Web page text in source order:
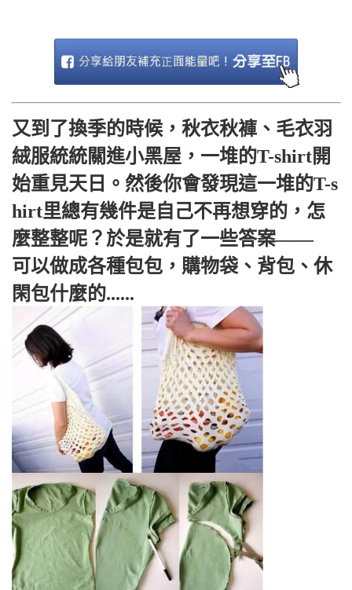
又到了換季的時候，秋衣秋褲、毛衣羽
絨服統統關進小黑屋，一堆的T-shirt開
始重見天日。然後你會發現這一堆的T-s
hirt里總有幾件是自己不再想穿的，怎
麼整整呢？於是就有了一些答案——
可以做成各種包包，購物袋、背包、休
閑包什麼的......